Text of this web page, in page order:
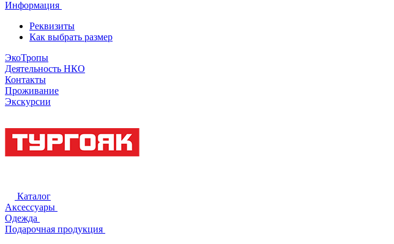
Информация
Реквизиты
Как выбрать размер
ЭкоТропы
Деятельность НКО
Контакты
Проживание
Экскурсии
Каталог
Аксессуары
Одежда
Подарочная продукция